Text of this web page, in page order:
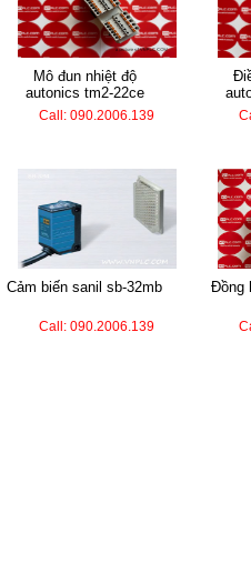
mô đun nhiệt độ
autonics tm2-22ce
Call: 090.2006.139
điều khiển nhiệt
cảm biến sanil sb-32mb
Call: 090.2006.139
đồng hồ nhiệt autonics